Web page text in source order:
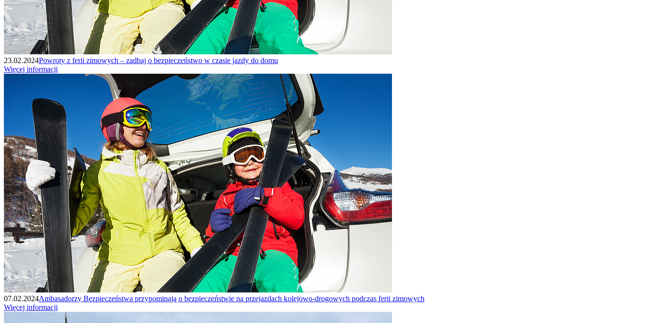
23.02.2024Powroty z ferii zimowych – zadbaj o bezpieczeństwo w czasie jazdy do domu
Więcej informacji
07.02.2024Ambasadorzy Bezpieczeństwa przypominają o bezpieczeństwie na przejazdach kolejowo-drogowych podczas ferii zimowych
Więcej informacji